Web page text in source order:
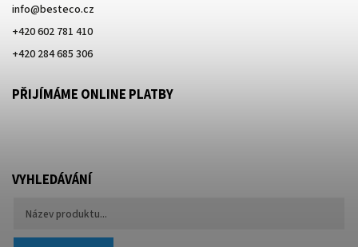
info@besteco.cz
+420 602 781 410
+420 284 685 306
PŘIJÍMÁME ONLINE PLATBY
VYHLEDÁVÁNÍ